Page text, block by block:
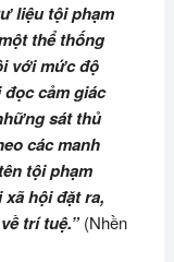
liệu tội phạm
thể thống
với mức độ
cảm giác
sát thủ
các manh
tội phạm
hội đặt ra,
trí tuệ.”(Nhền